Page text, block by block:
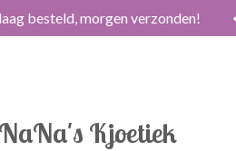
besteld, morgen verzonden!
NaNa's Kjoetiek